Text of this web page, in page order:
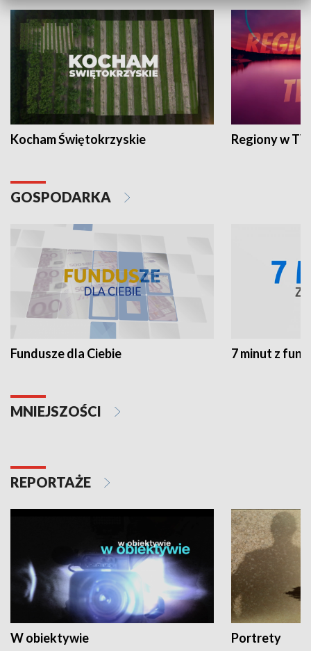
Kocham Świętokrzyskie Regiony w
GOSPODARKA
Fundusze dla Ciebie 7 minut z
MNIEJSZOŚCI
REPORTAŻE
W obiektywie Portrety